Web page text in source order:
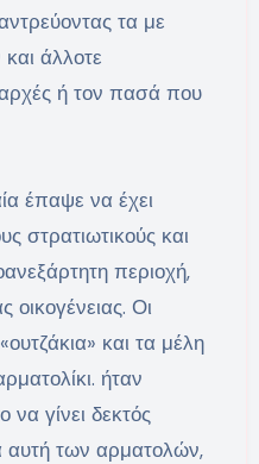
τα με
άλλοτε
αρχές ή τον πασά που
έπαψε να έχει
στρατιωτικούς και
περιοχή,
οικογένειας. Οι
και τα μέλη
ήταν
γίνει δεκτός
αυτή των αρματολών,